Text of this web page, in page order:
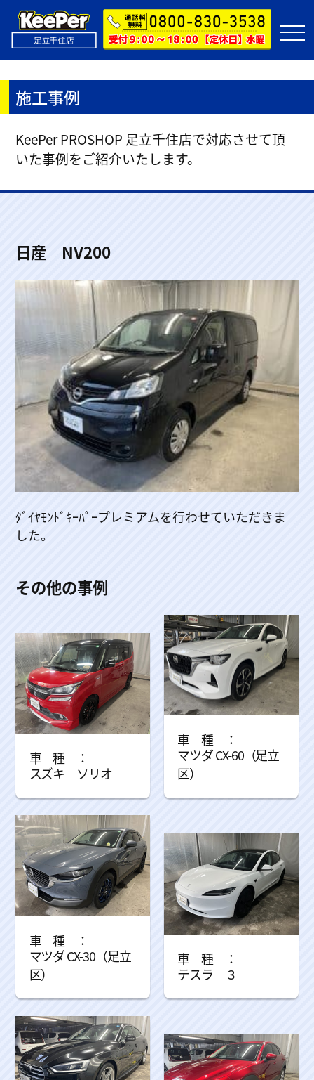
施工事例
KeePer PROSHOP 足立千住店で対応させて頂
いた事例をご紹介いたします。
日産 NV200
ﾀﾞｲﾔﾓﾝﾄﾞｷｰﾊﾟｰプレミアムを行わせていただきま
した。
その他の事例
スズキ ソリオ
マツダ CX-60（足立
区）
マツダ CX-30（足立
区）
テスラ ３